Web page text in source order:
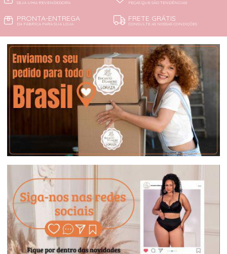
SEJA UMA REVENDEDORA PEÇAS QUE SÃO TENDÊNCIAS!
PRONTA-ENTREGA
DA FÁBRICA PARA SUA LOJA
FRETE GRÁTIS
CONSULTE AS NOSSAS CONDIÇÕES